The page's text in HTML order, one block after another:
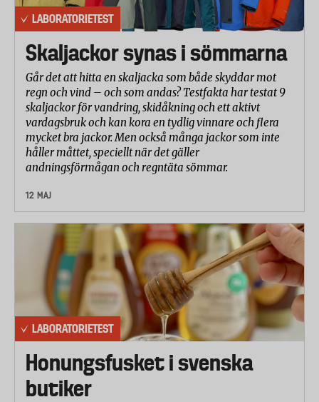
LABORATORIETEST
Skaljackor synas i sömmarna
Går det att hitta en skaljacka som både skyddar mot
regn och vind – och som andas? Testfakta har testat 9
skaljackor för vandring, skidåkning och ett aktivt
vardagsbruk och kan kora en tydlig vinnare och flera
mycket bra jackor. Men också många jackor som inte
håller måttet, speciellt när det gäller
andningsförmågan och regntäta sömmar.
12 MAJ
LABORATORIETEST
Honungsfusket i svenska
butiker